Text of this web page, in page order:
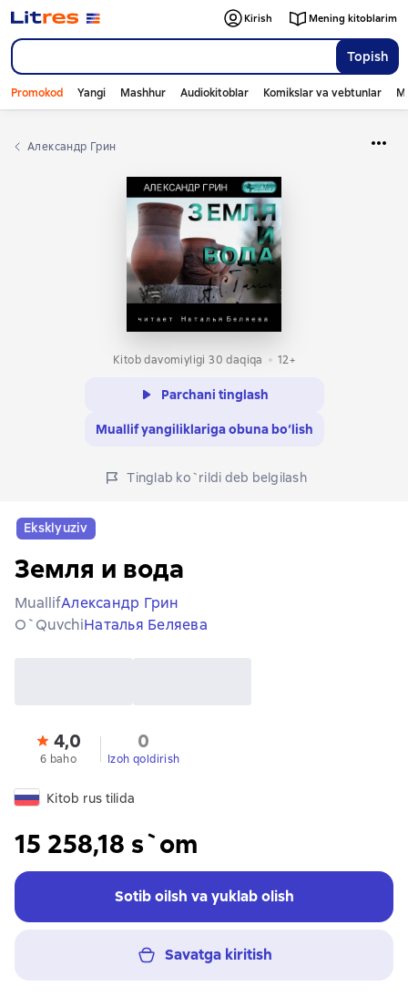
Topish
Kirish Mening kitoblarim
Promokod Yangi Mashhur Audiokitoblar Komikslar va vebtunlar
Александр Грин
Kitob davomiyligi 30 daqiqa 12+
Parchani tinglash
Muallif yangiliklariga obuna bo‘lish
Tinglab ko`rildi deb belgilash
Eksklyuziv
Земля и вода
MuallifАлександр Грин
O`quvchiНаталья Беляева
4,0
6 baho
0
Izoh qoldirish
Kitob rus tilida
15 258,18 s`om
Sotib oilsh va yuklab olish
Savatga kiritish